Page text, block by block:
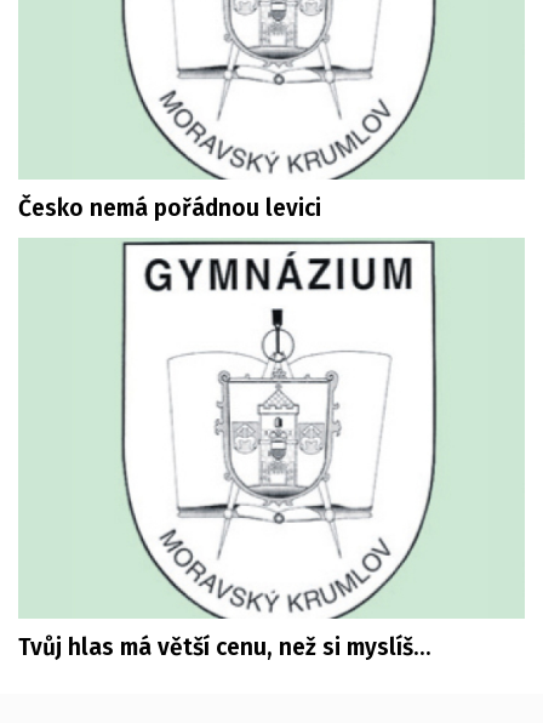
Česko nemá pořádnou levici
Tvůj hlas má větší cenu, než si myslíš…